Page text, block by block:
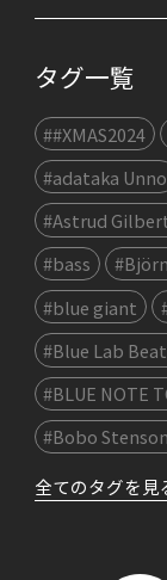
タグ一覧
##XMAS2024
#adataka Unno
#Astrud
#bass
#blue giant
#Blue Lab
#BLUE NOTE
#Bobo
全てのタグを見